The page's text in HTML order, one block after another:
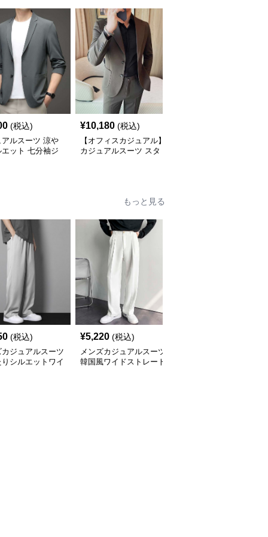
(税込)
アルスーツ 涼や
ット 七分袖ジ
¥10,180 (税込)
【オフィスカジュアル】
カジュアルスーツ スタ
もっと見る
(税込)
カジュアルスーツ
シルエットワイ
¥5,220 (税込)
メンズカジュアルスーツ
韓国風ワイドストレート